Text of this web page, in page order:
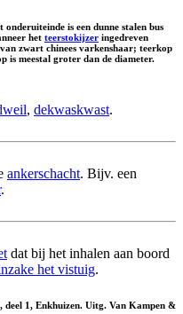
onderuiteinde is een dunne stalen bus
het teerstokijzer ingedreven
zwart chinees varkenshaar; teerkop
is meestal groter dan de diameter.
, dekwaskwast.
ankerschacht. Bijv. een
.
dat bij het inhalen aan boord
het vistuig.
deel 1, Enkhuizen. Uitg. Van Kampen &